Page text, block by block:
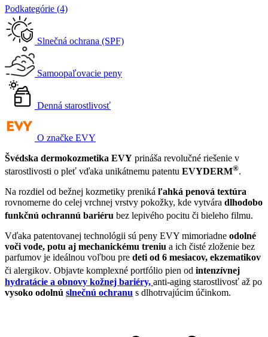
Podkategórie (4)
Slnečná ochrana (SPF)
Samoopaľovacie peny
Denná starostlivosť
O značke EVY
Švédska dermokozmetika EVY prináša revolučné riešenie v
starostlivosti o pleť vďaka unikátnemu patentu EVYDERM®.
Na rozdiel od bežnej kozmetiky preniká ľahká penová textúra
rovnomerne do celej vrchnej vrstvy pokožky, kde vytvára dlhodobo
funkčnú ochrannú bariéru bez lepivého pocitu či bieleho filmu.
Vďaka patentovanej technológii sú peny EVY mimoriadne odolné
voči vode, potu aj mechanickému treniu a ich čisté zloženie bez
parfumov je ideálnou voľbou pre deti od 6 mesiacov, ekzematikov
či alergikov. Objavte komplexné portfólio pien od intenzívnej
hydratácie a obnovy kožnej bariéry, anti-aging starostlivosť až po
vysoko odolnú slnečnú ochranu s dlhotrvajúcim účinkom.